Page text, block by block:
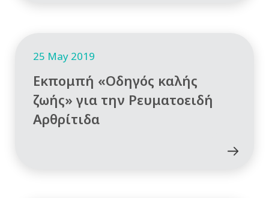
25 May 2019
Εκπομπή «Οδηγός καλής
ζωής» για την Ρευματοειδή
Αρθρίτιδα